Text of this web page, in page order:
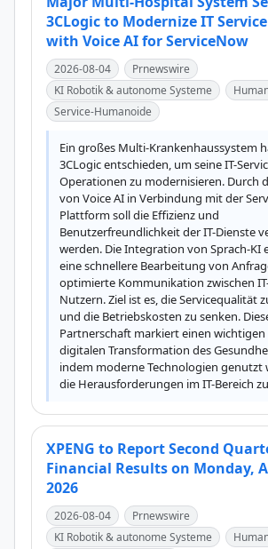
3CLogic to Modernize IT
with Voice AI for ServiceNow
2026-08-04
Prnewswire
KI Robotik & autonome Systeme
Service-Humanoide
Ein großes Multi-Krankenhaussystem
3CLogic entschieden, um seine IT-
Operationen zu modernisieren. Durch
von Voice AI in Verbindung mit der
Plattform soll die Effizienz und
Benutzerfreundlichkeit der IT-Dienste
werden. Die Integration von Sprach-KI
eine schnellere Bearbeitung von
optimierte Kommunikation zwischen
Nutzern. Ziel ist es, die Servicequalität
und die Betriebskosten zu senken.
Partnerschaft markiert einen
digitalen Transformation des
indem moderne Technologien genutzt
die Herausforderungen im IT-Bereich
XPENG to Report Second
Financial Results on Monday,
2026
2026-08-04
Prnewswire
KI Robotik & autonome Systeme